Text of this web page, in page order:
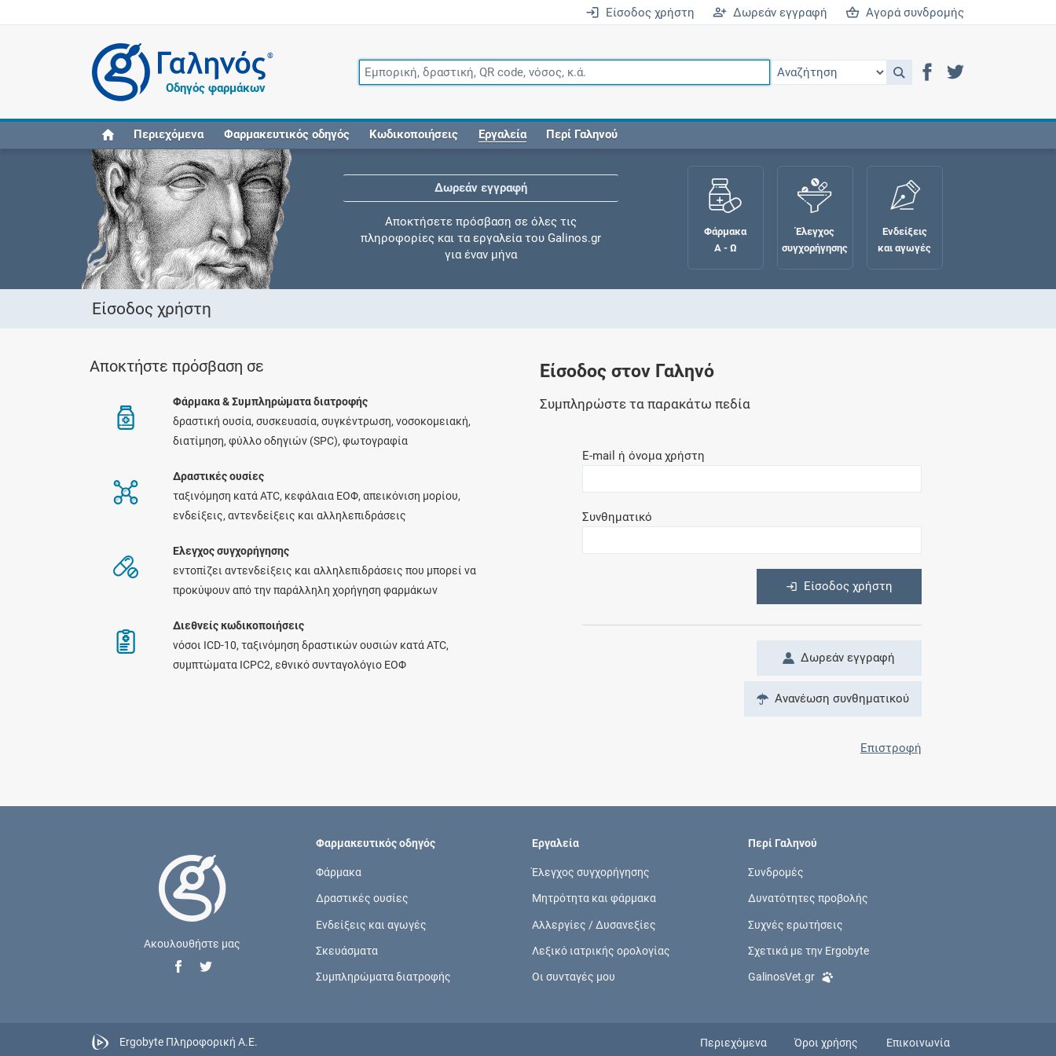
Είσοδος χρήστη Δωρεάν εγγραφή Αγορά συνδρομής
®
Οδηγός φαρμάκων
Περιεχόμενα Φαρμακευτικός οδηγός Κωδικοποιήσεις Εργαλεία Περί Γαληνού
Δωρεάν εγγραφή
Αποκτήσετε πρόσβαση σε όλες τις
πληροφορίες και τα εργαλεία του Galinos.gr
για έναν μήνα
Ελέγξτε την αγωγή σας για αντενδείξεις και
Αποθηκεύστε τις συνταγές σας και
μοιραστείτε τις εύκολα και με ασφάλεια
Ενημερωθείτε για την ασφάλεια χορήγησης
ενός φαρμάκου κατά τη διάρκεια της
επιπλέον παροχές των συνδρομητικών
Ενδείξεις και αγωγές
νόσους, συμπτώματα και ιατρικές πράξεις
Φάρμακα
Α - Ω
Έλεγχος
συγχορήγησης
Ενδείξεις
και αγωγές
Είσοδος χρήστη
Αποκτήστε πρόσβαση σε
Φάρμακα & Συμπληρώματα διατροφής
δραστική ουσία, συσκευασία, συγκέντρωση, νοσοκομειακή,
διατίμηση, φύλλο οδηγιών (SPC), φωτογραφία
Δραστικές ουσίες
ταξινόμηση κατά ATC, κεφάλαια ΕΟΦ, απεικόνιση μορίου,
ενδείξεις, αντενδείξεις και αλληλεπιδράσεις
Ελεγχος συγχορήγησης
εντοπίζει αντενδείξεις και αλληλεπιδράσεις που μπορεί να
προκύψουν από την παράλληλη χορήγηση φαρμάκων
Διεθνείς κωδικοποιήσεις
νόσοι ICD-10, ταξινόμηση δραστικών ουσιών κατά ATC,
συμπτώματα ICPC2, εθνικό συνταγολόγιο ΕΟΦ
Είσοδος στον Γαληνό
Συμπληρώστε τα παρακάτω πεδία
E-mail ή όνομα χρήστη
Συνθηματικό
Είσοδος χρήστη
Δωρεάν εγγραφή
Ανανέωση συνθηματικού
Επιστροφή
Ακουλουθήστε μας
Φαρμακευτικός οδηγός
Φάρμακα
Δραστικές ουσίες
Ενδείξεις και αγωγές
Σκευάσματα
Συμπληρώματα διατροφής
Εργαλεία
Έλεγχος συγχορήγησης
Μητρότητα και φάρμακα
Αλλεργίες / Δυσανεξίες
Λεξικό ιατρικής ορολογίας
Οι συνταγές μου
Περί Γαληνού
Συνδρομές
Δυνατότητες προβολής
Συχνές ερωτήσεις
Σχετικά με την Ergobyte
GalinosVet.gr
Ergobyte Πληροφορική Α.Ε. Περιεχόμενα Όροι χρήσης Επικοινωνία